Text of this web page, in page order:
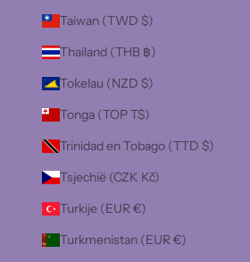
Taiwan (TWD $)
Thailand (THB ฿)
Tokelau (NZD $)
Tonga (TOP T$)
Trinidad en Tobago (TTD $)
Tsjechië (CZK Kč)
Turkije (EUR €)
Turkmenistan (EUR €)